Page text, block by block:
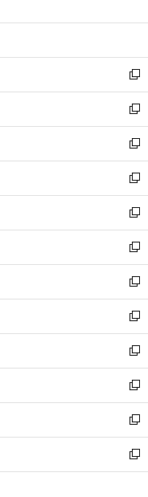
開
ウ
開
く
ン
ウ
で
開
く
ウ
ン
ド
ウ
で
開
く
新
し
い
ウ
ィ
ン
ド
ウ
で
開
く
新
し
い
ウ
ィ
ン
ド
ウ
で
開
く
新
し
い
ウ
ィ
ン
ド
ウ
で
開
く
新
し
い
ウ
ィ
ン
ド
ウ
で
開
く
新
し
い
ウ
ィ
ン
ド
ウ
で
開
く
新
し
い
ウ
ィ
ン
ド
ウ
で
開
く
新
し
い
ウ
ィ
ン
ド
ウ
で
開
く
新
し
い
ウ
ィ
ン
ド
ウ
で
開
新
し
い
ウ
ィ
ン
ド
ウ
新
し
い
ウ
ィ
ン
新
し
い
ウ
新
し